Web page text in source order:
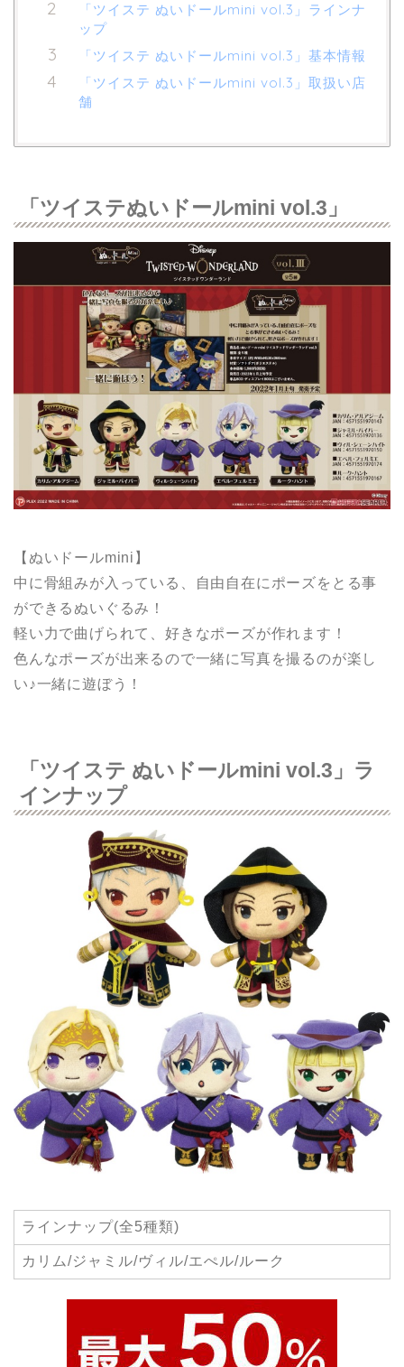
「ツイステ ぬいドールmini vol.3」ラインナ
ップ
「ツイステ ぬいドールmini vol.3」基本情報
「ツイステ ぬいドールmini vol.3」取扱い店
舗
「ツイステぬいドールmini vol.3」
【ぬいドールmini】
中に骨組みが入っている、自由自在にポーズをとる事
ができるぬいぐるみ！
軽い力で曲げられて、好きなポーズが作れます！
色んなポーズが出来るので一緒に写真を撮るのが楽し
い♪一緒に遊ぼう！
「ツイステ ぬいドールmini vol.3」ラ
インナップ
ラインナップ(全5種類)
カリム/ジャミル/ヴィル/エぺル/ルーク